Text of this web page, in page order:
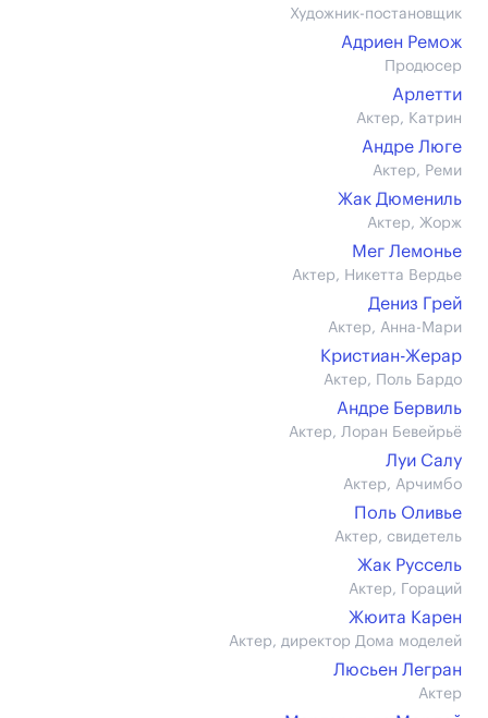
Художник-постановщик
Адриен Ремож
Продюсер
Арлетти
Актер, Катрин
Андре Люге
Актер, Реми
Жак Дюмениль
Актер, Жорж
Мег Лемонье
Актер, Никетта Вердье
Дениз Грей
Актер, Анна-Мари
Кристиан-Жерар
Актер, Поль Бардо
Андре Бервиль
Актер, Лоран Бевейрьё
Луи Салу
Актер, Арчимбо
Поль Оливье
Актер, свидетель
Жак Руссель
Актер, Гораций
Жюита Карен
Актер, директор Дома моделей
Люсьен Легран
Актер